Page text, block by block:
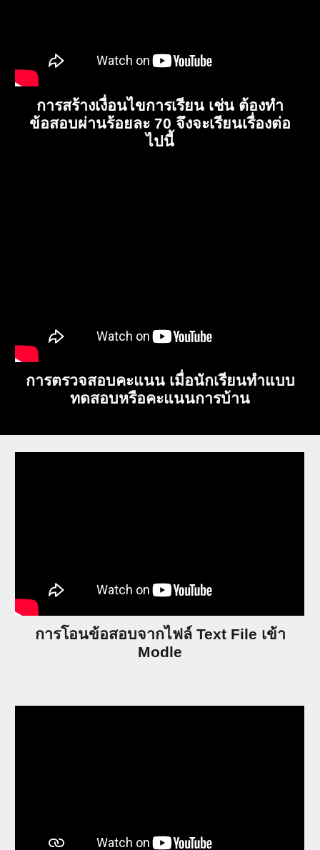
การสร้างเงื่อนไขการเรียน เช่น ต้องทำ
ข้อสอบผ่านร้อยละ 70 จึงจะเรียนเรื่องต่อ
ไปนี้
การตรวจสอบคะแนน เมื่อนักเรียนทำแบบ
ทดสอบหรือคะแนนการบ้าน
การโอนข้อสอบจากไฟล์ Text File เข้า
Modle